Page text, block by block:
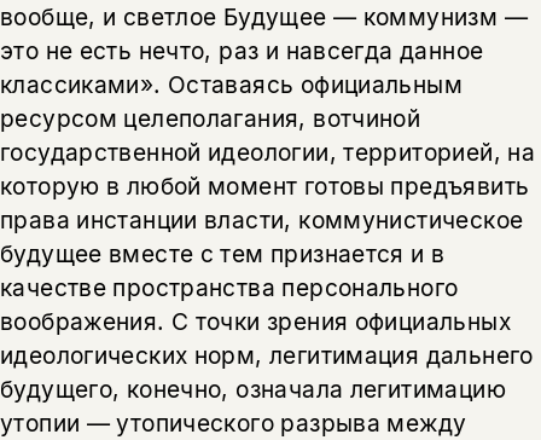
вообще, и светлое Будущее — коммунизм —
это не есть нечто, раз и навсегда данное
классиками». Оставаясь официальным
ресурсом целеполагания, вотчиной
государственной идеологии, территорией, на
которую в любой момент готовы предъявить
права инстанции власти, коммунистическое
будущее вместе с тем признается и в
качестве пространства персонального
воображения. С точки зрения официальных
идеологических норм, легитимация дальнего
будущего, конечно, означала легитимацию
утопии — утопического разрыва между